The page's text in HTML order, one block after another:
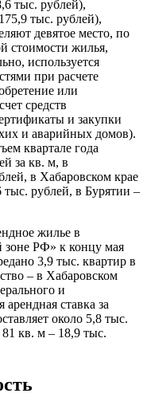
тыс. рублей),
тыс. рублей),
девятое место, по
стоимости жилья,
используется
при расчете
или
средств
и закупки
и аварийных домов).
квартале года
за кв. м, в
в Хабаровском крае
рублей, в Бурятии –
жилье в
РФ» к концу мая
3,9 тыс. квартир в
– в Хабаровском
и
ставка за
около 5,8 тыс.
кв. м – 18,9 тыс.